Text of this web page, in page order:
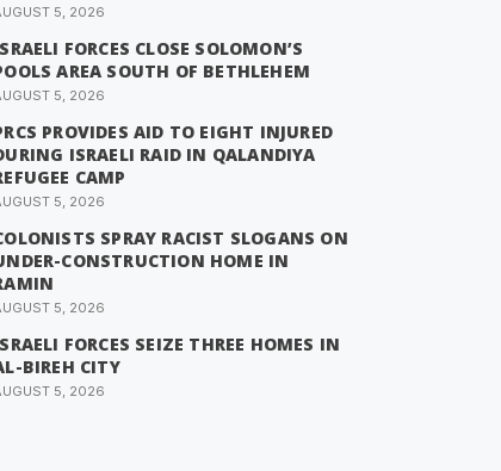
5, 2026
FORCES CLOSE SOLOMON’S
AREA SOUTH OF BETHLEHEM
5, 2026
PROVIDES AID TO EIGHT INJURED
ISRAELI RAID IN QALANDIYA
CAMP
5, 2026
SPRAY RACIST SLOGANS ON
CONSTRUCTION HOME IN
5, 2026
FORCES SEIZE THREE HOMES IN
BIREH CITY
5, 2026